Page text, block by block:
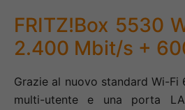
FRITZ!Box 5530
2.400 Mbit/s +
Grazie al nuovo standard Wi-Fi
multi-utente e una porta